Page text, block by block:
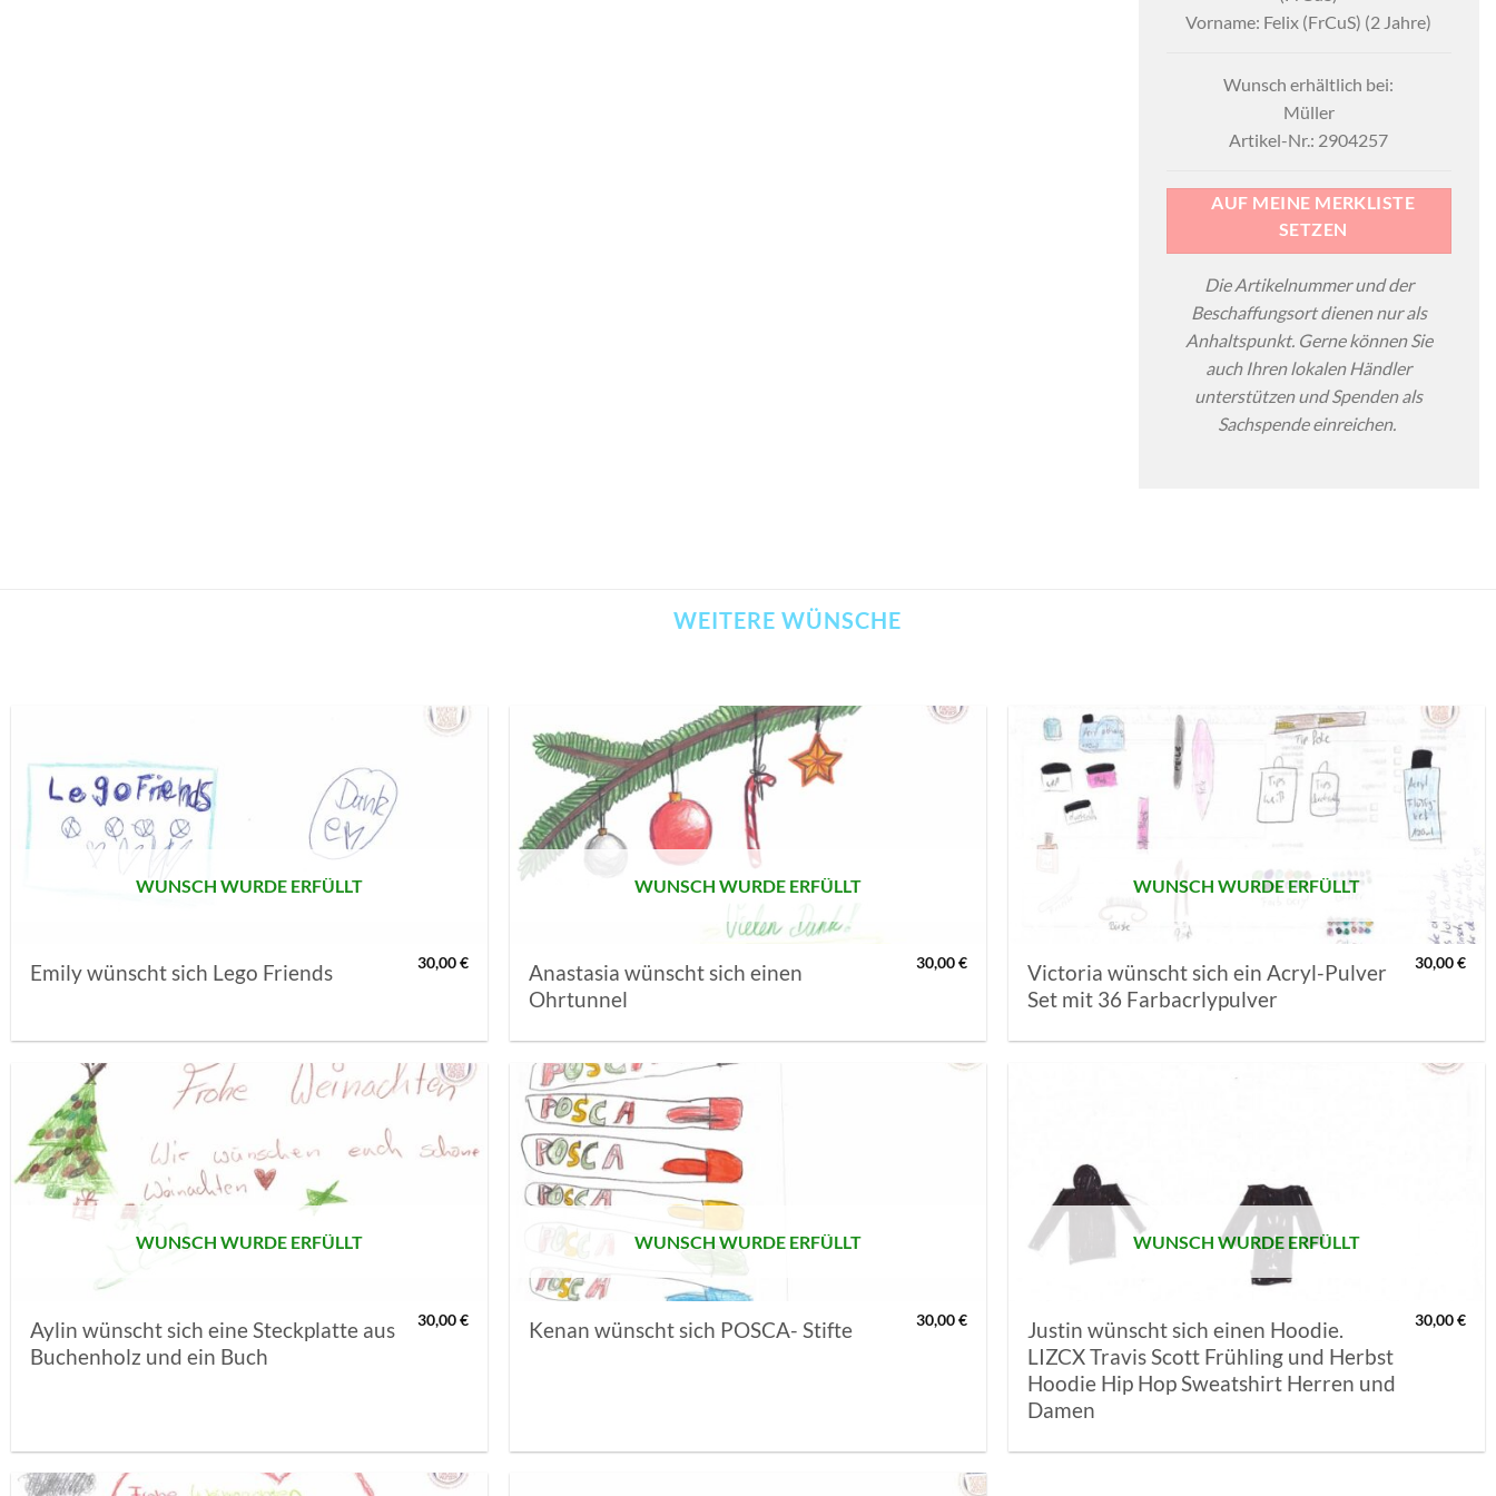
Vorname: Felix (FrCuS) (2 Jahre)
Wunsch erhältlich bei:
Müller
Artikel-Nr.: 2904257
AUF MEINE MERKLISTE
SETZEN
Die Artikelnummer und der
Beschaffungsort dienen nur als
Anhaltspunkt. Gerne können Sie
auch Ihren lokalen Händler
unterstützen und Spenden als
Sachspende einreichen.
WEITERE WÜNSCHE
AUF MEINE
MERKLISTE
SETZEN
WUNSCH WURDE ERFÜLLT
Emily wünscht sich Lego Friends 30,00€
WUNSCH WURDE ERFÜLLT
Anastasia wünscht sich einen
Ohrtunnel
30,00€
AUF MEINE
MERKLISTE
SETZEN
WUNSCH WURDE ERFÜLLT
Victoria wünscht sich ein Acryl-Pulver
Set mit 36 Farbacrlypulver
30,00€
AUF MEINE
MERKLISTE
WUNSCH WURDE ERFÜLLT
Aylin wünscht sich eine Steckplatte aus
Buchenholz und ein Buch
30,00€
WUNSCH WURDE ERFÜLLT
Kenan wünscht sich POSCA- Stifte 30,00€
WUNSCH WURDE ERFÜLLT
Justin wünscht sich einen Hoodie.
LIZCX Travis Scott Frühling und Herbst
Hoodie Hip Hop Sweatshirt Herren und
Damen
30,00€